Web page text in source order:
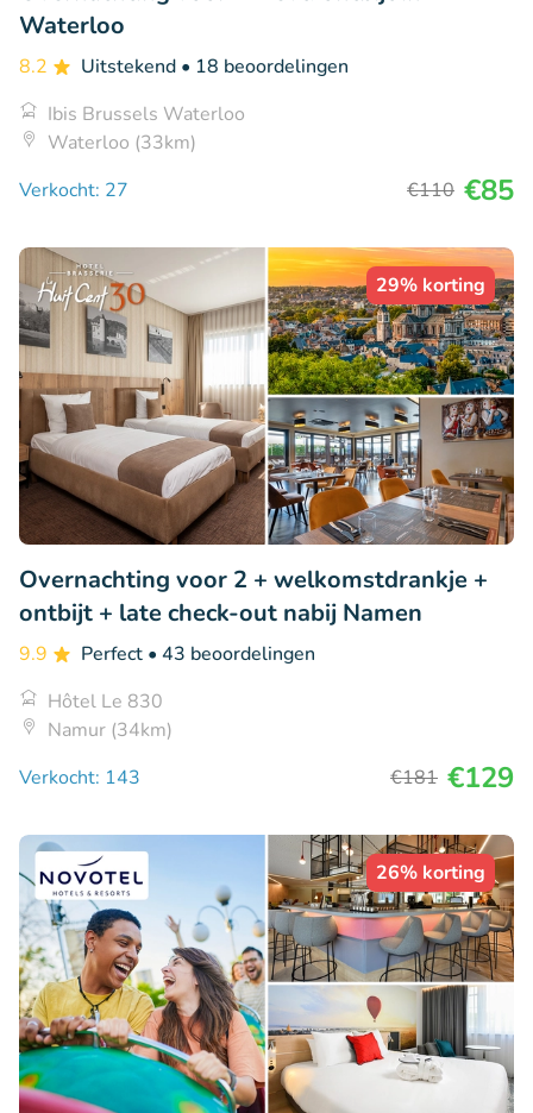
Waterloo
8.2 Uitstekend • 18 beoordelingen
Ibis Brussels Waterloo
Waterloo (33km)
Verkocht: 27
€110 €85
29% korting
Overnachting voor 2 + welkomstdrankje +
ontbijt + late check-out nabij Namen
9.9 Perfect • 43 beoordelingen
Hôtel Le 830
Namur (34km)
Verkocht: 143
€181 €129
26% korting